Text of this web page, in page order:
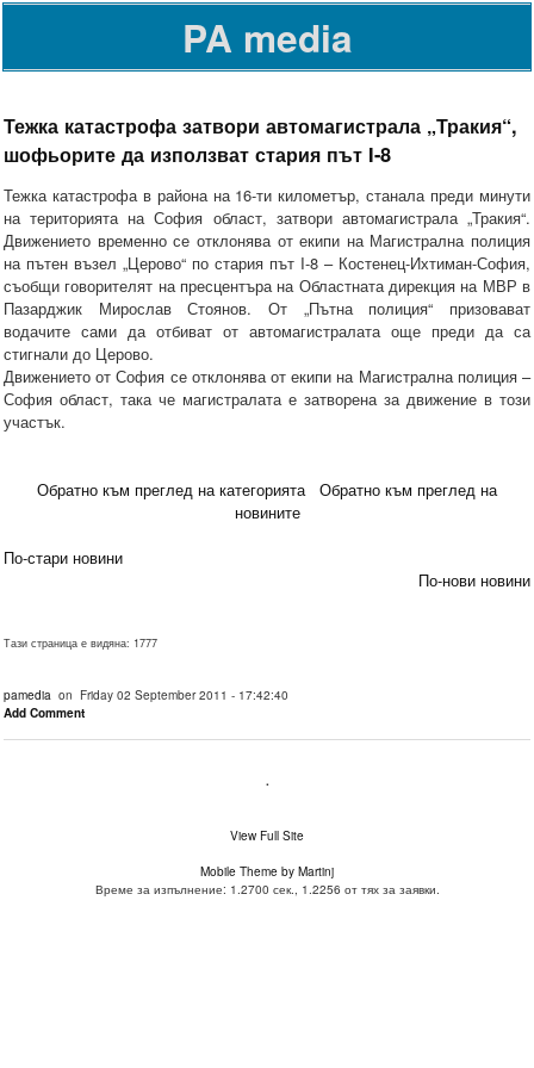
PA media
Тежка катастрофа затвори автомагистрала „Тракия“,
шофьорите да използват стария път I-8
Тежка катастрофа в района на 16-ти километър, станала преди минути
на територията на София област, затвори автомагистрала „Тракия“.
Движението временно се отклонява от екипи на Магистрална полиция
на пътен възел „Церово“ по стария път I-8 – Костенец-Ихтиман-София,
съобщи говорителят на пресцентъра на Областната дирекция на МВР в
Пазарджик Мирослав Стоянов. От „Пътна полиция“ призовават
водачите сами да отбиват от автомагистралата още преди да са
стигнали до Церово.
Движението от София се отклонява от екипи на Магистрална полиция –
София област, така че магистралата е затворена за движение в този
участък.
Обратно към преглед на категорията
Обратно към преглед на
новините
По-стари новини
По-нови новини
Тази страница е видяна: 1777
pamedia on Friday 02 September 2011 - 17:42:40
Add Comment
.
View Full Site
Mobile Theme by Martinj
Време за изпълнение: 1.2700 сек., 1.2256 от тях за заявки.